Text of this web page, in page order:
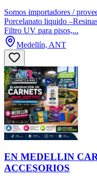
Somos importadores /
Porcelanato liquido
Filtro UV para pisos,...
Medellín, ANT
EN MEDELLIN
ACCESORIOS